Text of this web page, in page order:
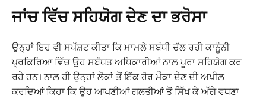
ਜਾਂਚ ਵਿੱਚ ਸਹਿਯੋਗ ਦੇਣ ਦਾ ਭਰੋਸਾ
ਉਨ੍ਹਾਂ ਇਹ ਵੀ ਸਪੱਸ਼ਟ ਕੀਤਾ ਕਿ ਮਾਮਲੇ ਸਬੰਧੀ ਚੱਲ ਰਹੀ ਕਾਨੂੰਨੀ
ਪ੍ਰਕਿਰਿਆ ਵਿੱਚ ਉਹ ਸਬੰਧਤ ਅਧਿਕਾਰੀਆਂ ਨਾਲ ਪੂਰਾ ਸਹਿਯੋਗ ਕਰ
ਰਹੇ ਹਨ। ਨਾਲ ਹੀ ਉਨ੍ਹਾਂ ਲੋਕਾਂ ਤੋਂ ਇੱਕ ਹੋਰ ਮੌਕਾ ਦੇਣ ਦੀ ਅਪੀਲ
ਕਰਦਿਆਂ ਕਿਹਾ ਕਿ ਉਹ ਆਪਣੀਆਂ ਗਲਤੀਆਂ ਤੋਂ ਸਿੱਖ ਕੇ ਅੱਗੇ ਵਧਣਾ